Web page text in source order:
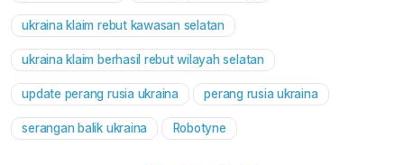
ukraina klaim rebut kawasan selatan
ukraina klaim berhasil rebut wilayah selatan
update perang rusia ukraina perang rusia ukraina
serangan balik ukraina Robotyne